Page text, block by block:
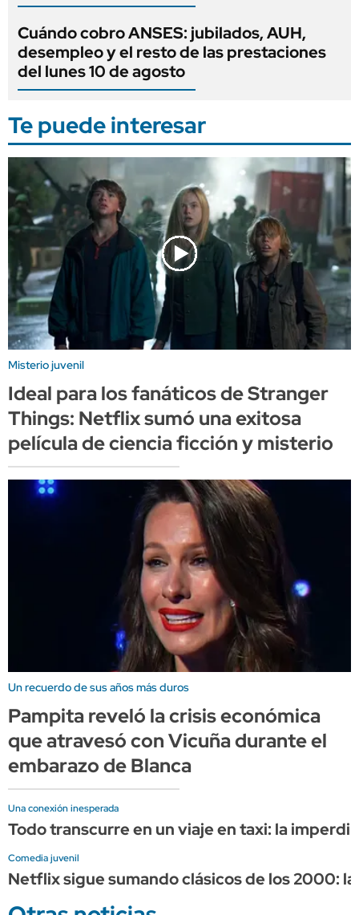
Cuándo cobro ANSES: jubilados, AUH,
desempleo y el resto de las prestaciones
del lunes 10 de agosto
Te puede interesar
Misterio juvenil
Ideal para los fanáticos de Stranger
Things: Netflix sumó una exitosa
película de ciencia ficción y misterio
Un recuerdo de sus años más duros
Pampita reveló la crisis económica
que atravesó con Vicuña durante el
embarazo de Blanca
Una conexión inesperada
Todo transcurre en un viaje en taxi: la
Comedia juvenil
Netflix sigue sumando clásicos de los 2000: